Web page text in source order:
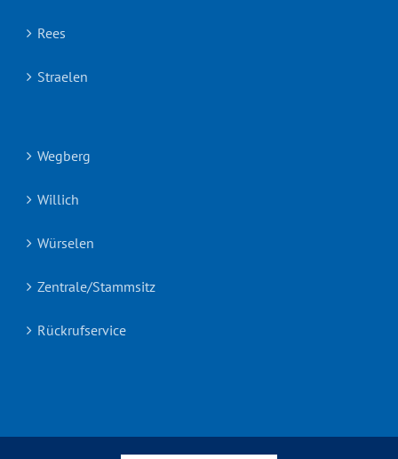
Rees
Straelen
Wegberg
Willich
Würselen
Zentrale/Stammsitz
Rückrufservice